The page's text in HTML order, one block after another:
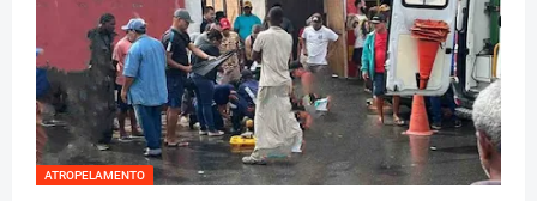
ATROPELAMENTO